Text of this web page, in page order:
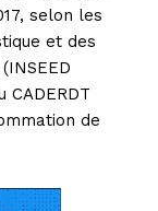
selon les
et des
de